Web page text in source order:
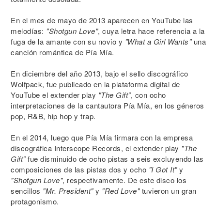
En el mes de mayo de 2013 aparecen en YouTube las
melodías: "Shotgun Love", cuya letra hace referencia a la
fuga de la amante con su novio y "What a Girl Wants"una
canción romántica de Pía Mía.
En diciembre del año 2013, bajo el sello discográfico
Wolfpack, fue publicado en la plataforma digital de
YouTube el extender play "The Gift", con ocho
interpretaciones de la cantautora Pía Mía, en los géneros
pop, R&B, hip hop y trap.
En el 2014, luego que Pía Mía firmara con la empresa
discográfica Interscope Records, el extender play "The
Gift"fue disminuido de ocho pistas a seis excluyendo las
composiciones de las pistas dos y ocho "I Got It"y
"Shotgun Love", respectivamente. De este disco los
sencillos "Mr. President"y "Red Love"tuvieron un gran
protagonismo.